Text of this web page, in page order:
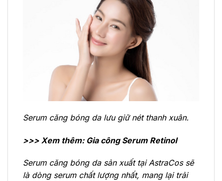
Serum căng bóng da lưu giữ nét thanh xuân.
>>> Xem thêm: Gia công Serum Retinol
Serum căng bóng da sản xuất tại AstraCos sẽ
là dòng serum chất lượng nhất, mang lại trải